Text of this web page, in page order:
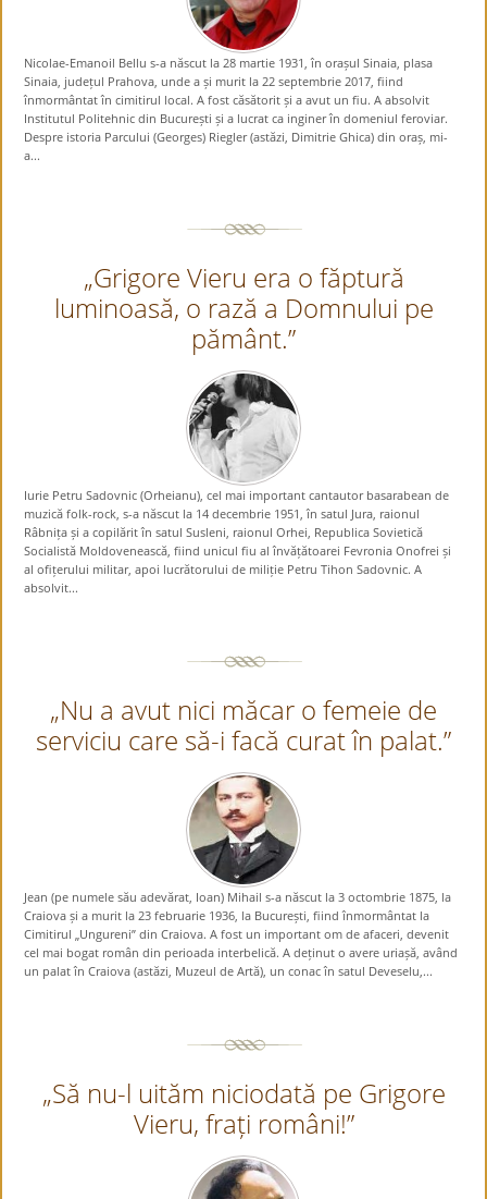
Nicolae-Emanoil Bellu s-a născut la 28 martie 1931, în orașul Sinaia, plasa
Sinaia, județul Prahova, unde a și murit la 22 septembrie 2017, fiind
înmormântat în cimitirul local. A fost căsătorit și a avut un fiu. A absolvit
Institutul Politehnic din București și a lucrat ca inginer în domeniul feroviar.
Despre istoria Parcului (Georges) Riegler (astăzi, Dimitrie Ghica) din oraș, mi-
a...
„Grigore Vieru era o făptură
luminoasă, o rază a Domnului pe
pământ.”
Iurie Petru Sadovnic (Orheianu), cel mai important cantautor basarabean de
muzică folk-rock, s-a născut la 14 decembrie 1951, în satul Jura, raionul
Râbnița și a copilărit în satul Susleni, raionul Orhei, Republica Sovietică
Socialistă Moldovenească, fiind unicul fiu al învățătoarei Fevronia Onofrei și
al ofițerului militar, apoi lucrătorului de miliție Petru Tihon Sadovnic. A
absolvit...
„Nu a avut nici măcar o femeie de
serviciu care să-i facă curat în palat.”
Jean (pe numele său adevărat, Ioan) Mihail s-a născut la 3 octombrie 1875, la
Craiova și a murit la 23 februarie 1936, la București, fiind înmormântat la
Cimitirul „Ungureni” din Craiova. A fost un important om de afaceri, devenit
cel mai bogat român din perioada interbelică. A deținut o avere uriașă, având
un palat în Craiova (astăzi, Muzeul de Artă), un conac în satul Deveselu,...
„Să nu-l uităm niciodată pe Grigore
Vieru, frați români!”